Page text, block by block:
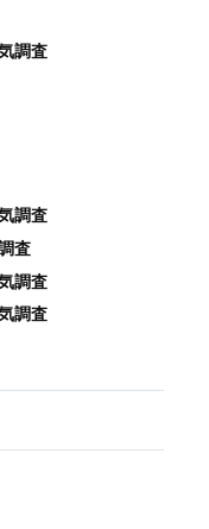
調査
調査
査
調査
調査